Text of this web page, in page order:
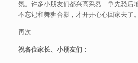
氛。许多小朋友们都兴高采烈、争先恐后
不忘记和舞狮合影，才开开心心回家去了。
再次
祝各位家长、小朋友们：